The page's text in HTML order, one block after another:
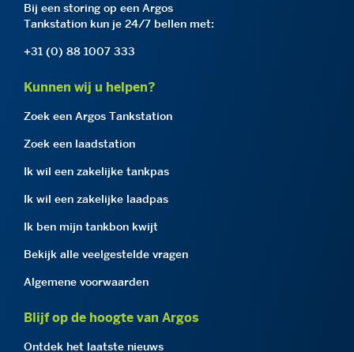
Bij een storing op een Argos
Tankstation kun je 24/7 bellen met:
+31 (0) 88 1007 333
Kunnen wij u helpen?
Zoek een Argos Tankstation
Zoek een laadstation
Ik wil een zakelijke tankpas
Ik wil een zakelijke laadpas
Ik ben mijn tankbon kwijt
Bekijk alle veelgestelde vragen
Algemene voorwaarden
Blijf op de hoogte van Argos
Ontdek het laatste nieuws